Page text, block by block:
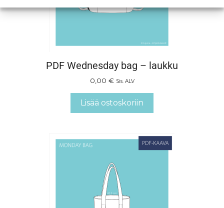
PDF Wednesday bag – laukku
0,00 € Sis. ALV
Lisää ostoskoriin